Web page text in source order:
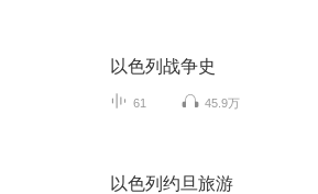
以色列战争史
61 45.9万
以色列约旦旅游